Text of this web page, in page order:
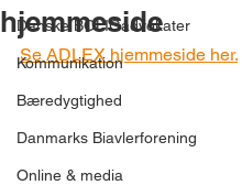
Danske BOLIGadvokater
Kommunikation
Bæredygtighed
Danmarks Biavlerforening
Online & media
hjemmeside
Se ADLEX hjemmeside her.